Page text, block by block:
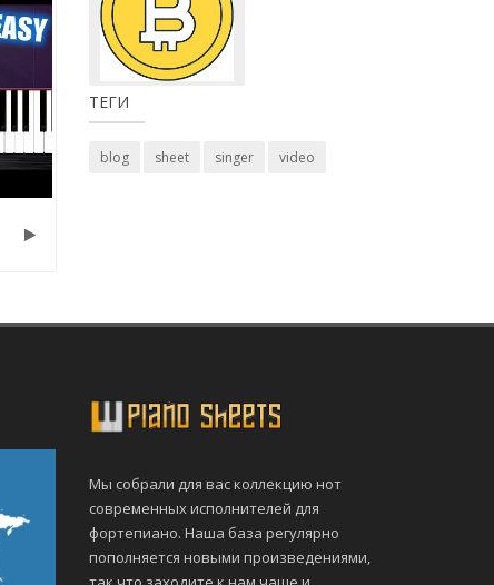
ТЕГИ
blog sheet singer video
Мы собрали для вас коллекцию нот
современных исполнителей для
фортепиано. Наша база регулярно
пополняется новыми произведениями,